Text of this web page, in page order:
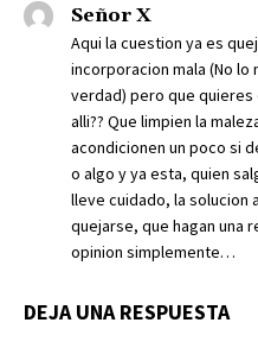
Señor X
Aqui la cuestion ya es
incorporacion mala (No lo
verdad) pero que quieres
alli?? Que limpien la
acondicionen un poco si
o algo y ya esta, quien
lleve cuidado, la solucion
quejarse, que hagan una
opinion simplemente…
DEJA UNA RESPUESTA